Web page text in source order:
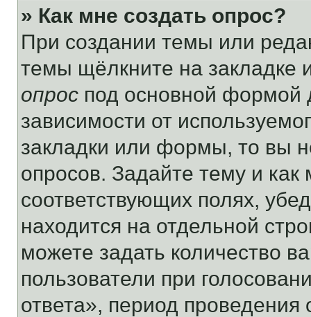
» Как мне создать опрос?
При создании темы или
темы щёлкните на
опрос под основной формой
зависимости от
закладки или формы, то вы
опросов. Задайте тему и
соответствующих полях,
находится на отдельной
можете задать количество
пользователи при
ответа», период проведения